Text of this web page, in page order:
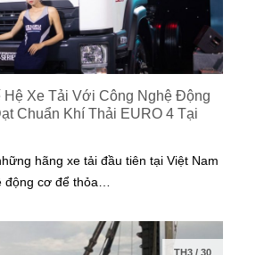
Hệ Xe Tải Với Công Nghệ Động
Chuẩn Khí Thải EURO 4 Tại
hãng xe tải đầu tiên tại Việt Nam
động cơ để thỏa…
TH3/ 30